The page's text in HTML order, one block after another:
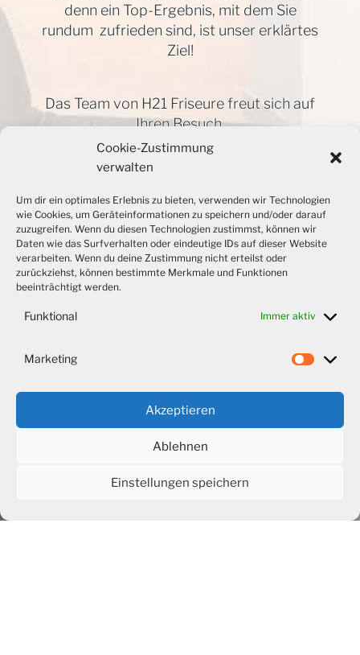
Cookie-Zustimmung
verwalten
Um dir ein optimales Erlebnis zu bieten, verwenden wir Technologien
wie Cookies, um Geräteinformationen zu speichern und/oder darauf
zuzugreifen. Wenn du diesen Technologien zustimmst, können wir
Daten wie das Surfverhalten oder eindeutige IDs auf dieser Website
verarbeiten. Wenn du deine Zustimmung nicht erteilst oder
zurückziehst, können bestimmte Merkmale und Funktionen
beeinträchtigt werden.
Funktional Immer aktiv
Marketing
Akzeptieren
Ablehnen
Einstellungen speichern
denn ein Top-Ergebnis, mit dem Sie
rundum zufrieden sind, ist unser erklärtes
Ziel!
Das Team von H21 Friseure freut sich auf
Ihren Besuch.
Buchen Sie online oder rufen Sie uns
einfach an, um einen Termin zu
Telefon: +49 89 89997666
Wir präsentieren Ihnen gerne unseren
neuen Friseursalon und freuen uns darauf,
Ihnen Ihren neuen Lieblings-Salon